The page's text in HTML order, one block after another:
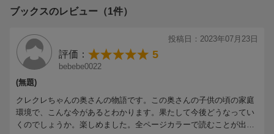
ブックスのレビュー（1件）
投稿日：2023年07月23日
評価： 5
bebebe0022
(無題)
クレクレちゃんの奥さんの物語です。この奥さんの子供の頃の家庭
環境で、こんな今があるとわかります。果たして今後どうなってい
くのでしょうか。楽しめました。全ページカラーで読むことが出来